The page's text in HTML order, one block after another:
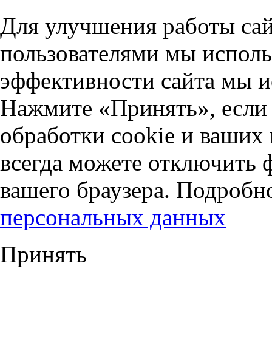
Для улучшения работы
пользователями мы
эффективности сайта мы
Нажмите «Принять», если
обработки cookie и
всегда можете отключить
вашего браузера.
персональных данных
Принять